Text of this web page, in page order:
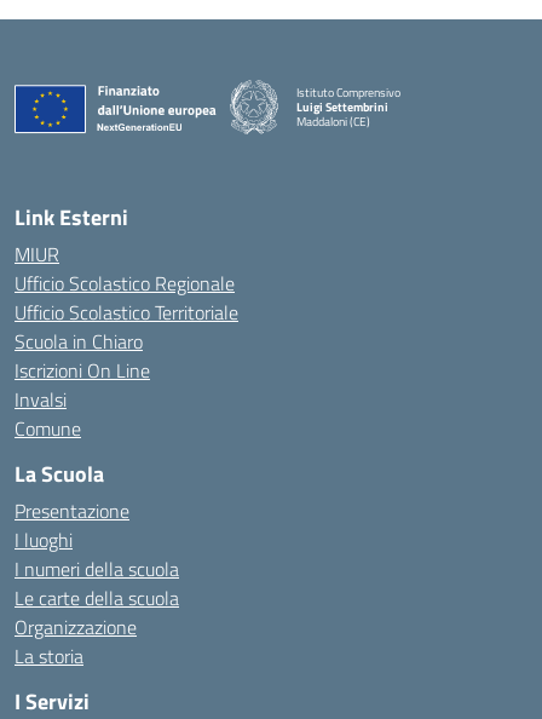
Istituto Comprensivo
Luigi Settembrini
Maddaloni (CE)
Link Esterni
MIUR
Ufficio Scolastico Regionale
Ufficio Scolastico Territoriale
Scuola in Chiaro
Iscrizioni On Line
Invalsi
Comune
La Scuola
Presentazione
I luoghi
I numeri della scuola
Le carte della scuola
Organizzazione
La storia
I Servizi